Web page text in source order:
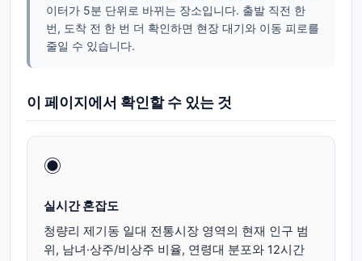
이터가 5분 단위로 바뀌는 장소입니다. 출발 직전 한
번, 도착 전 한 번 더 확인하면 현장 대기와 이동 피로를
줄일 수 있습니다.
이 페이지에서 확인할 수 있는 것
◉
실시간 혼잡도
청량리 제기동 일대 전통시장 영역의 현재 인구 범
위, 남녀·상주/비상주 비율, 연령대 분포와 12시간